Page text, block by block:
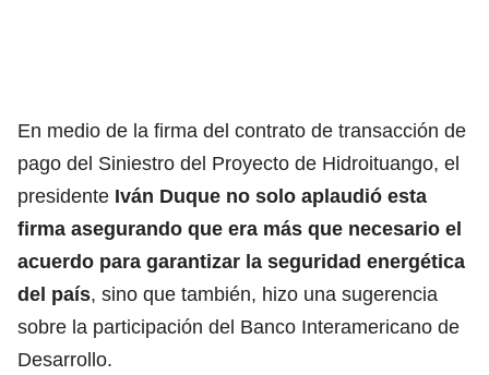
En medio de la firma del contrato de transacción de
pago del Siniestro del Proyecto de Hidroituango, el
presidente Iván Duque no solo aplaudió esta
firma asegurando que era más que necesario el
acuerdo para garantizar la seguridad energética
del país, sino que también, hizo una sugerencia
sobre la participación del Banco Interamericano de
Desarrollo.